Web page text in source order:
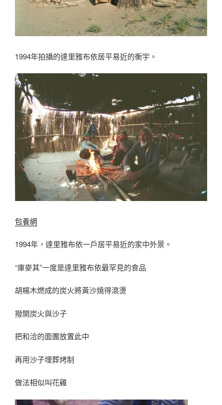
1994年拍攝的達里雅布依居平易近的衡宇。
包養網
1994年，達里雅布依一戶居平易近的家中外景。
“庫麥其”一度是達里雅布依最罕見的食品
胡楊木燃成的炭火將黃沙燒得滾燙
撥開炭火與沙子
把和洽的面團放置此中
再用沙子埋葬烤制
做法相似叫花雞